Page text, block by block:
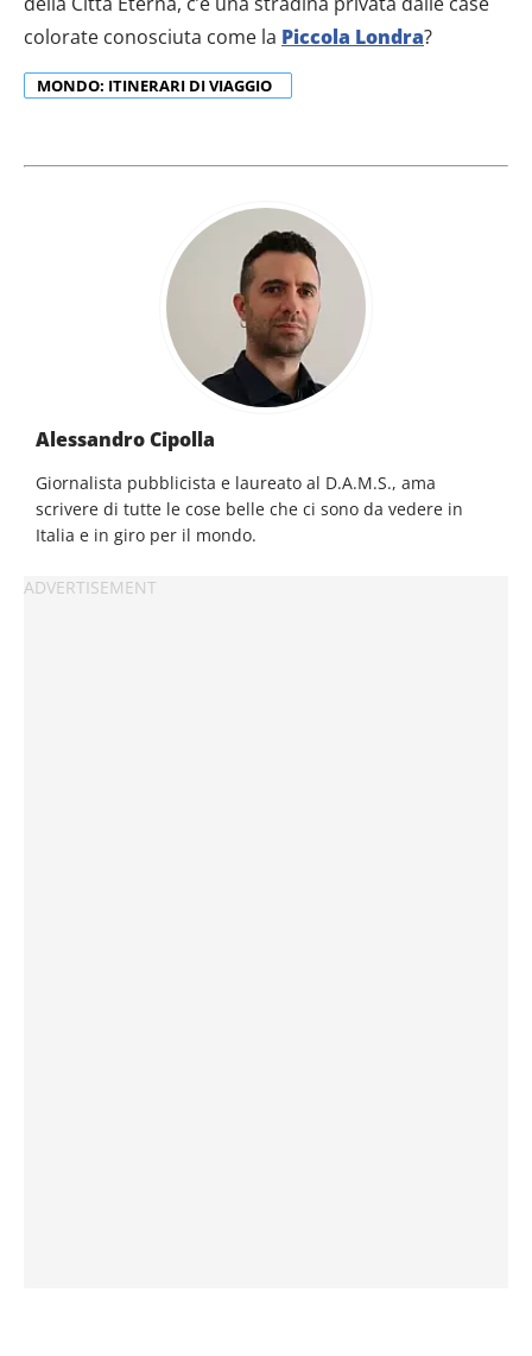
colorate conosciuta come la Piccola Londra?
MONDO: ITINERARI DI VIAGGIO
Alessandro Cipolla
Giornalista pubblicista e laureato al D.A.M.S., ama
scrivere di tutte le cose belle che ci sono da vedere in
Italia e in giro per il mondo.